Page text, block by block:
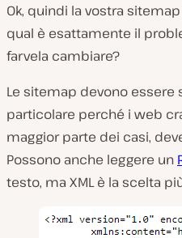
Ok, quindi la vostra sitemap
qual è esattamente il
farvela cambiare?
Le sitemap devono
particolare perché i web
maggior parte dei casi,
Possono anche leggere un
testo, ma XML è la scelta